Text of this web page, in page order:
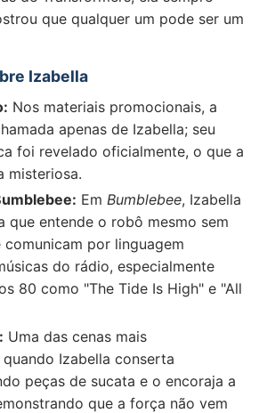
que qualquer um pode ser um
Izabella
Nos materiais promocionais, a
apenas de Izabella; seu
foi revelado oficialmente, o que a
misteriosa.
Em Bumblebee, Izabella
que entende o robô mesmo sem
comunicam por linguagem
do rádio, especialmente
80 como "The Tide Is High" e "All
Uma das cenas mais
Izabella conserta
peças de sucata e o encoraja a
que a força não vem